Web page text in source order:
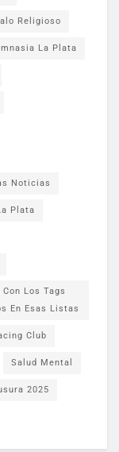
Religioso
La Plata
Noticias
Plata
Los Tags
En Esas Listas
Club
Salud Mental
2025